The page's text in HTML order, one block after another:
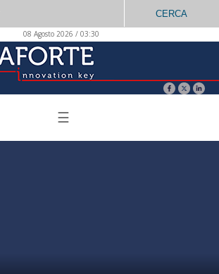
CERCA
08 Agosto 2026 / 03:30
☰